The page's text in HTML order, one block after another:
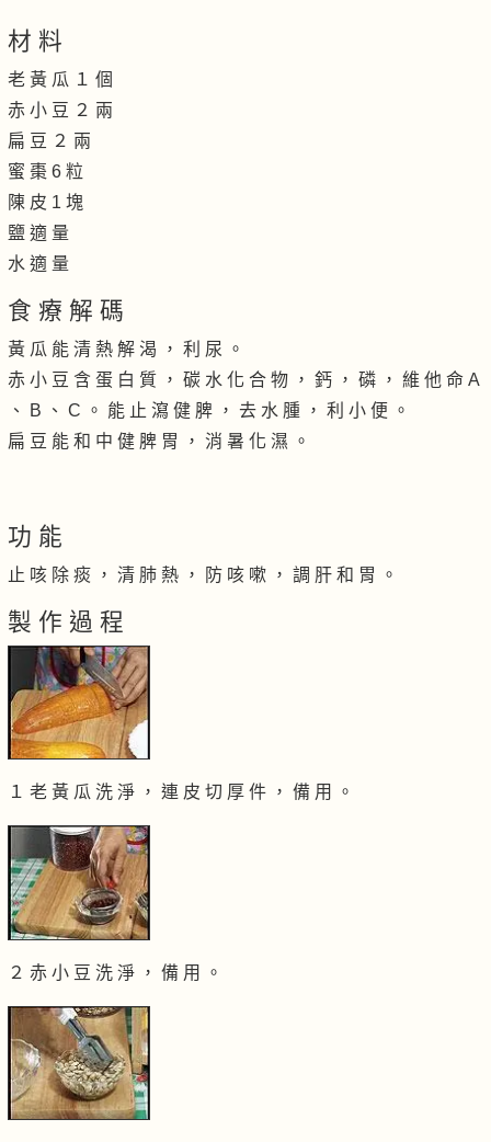
材 料
老 黃 瓜 １ 個
赤 小 豆 ２ 兩
扁 豆 ２ 兩
蜜 棗 6 粒
陳 皮 1 塊
鹽 適 量
水 適 量
食 療 解 碼
黃 瓜 能 清 熱 解 渴 ， 利 尿 。
赤 小 豆 含 蛋 白 質 ， 碳 水 化 合 物 ， 鈣 ， 磷 ， 維 他 命 A
、 B 、 C 。 能 止 瀉 健 脾 ， 去 水 腫 ， 利 小 便 。
扁 豆 能 和 中 健 脾 胃 ， 消 暑 化 濕 。
功 能
止 咳 除 痰 ， 清 肺 熱 ， 防 咳 嗽 ， 調 肝 和 胃 。
製 作 過 程
１ 老 黃 瓜 洗 淨 ， 連 皮 切 厚 件 ， 備 用 。
２ 赤 小 豆 洗 淨 ， 備 用 。